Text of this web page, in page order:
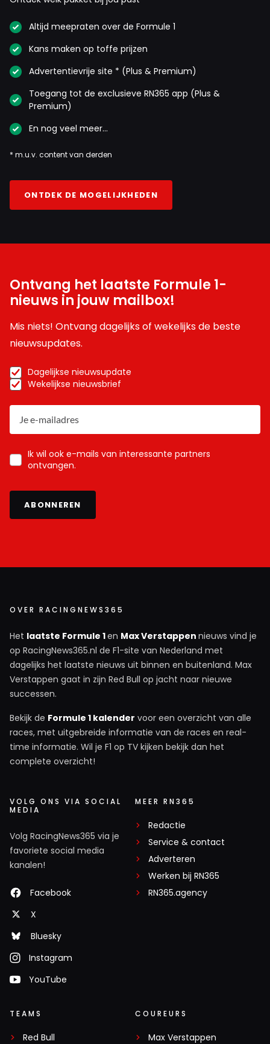
Altijd meepraten over de Formule 1
Kans maken op toffe prijzen
Advertentievrije site * (Plus & Premium)
Toegang tot de exclusieve RN365 app (Plus &
Premium)
En nog veel meer…
* m.u.v. content van derden
ONTDEK DE MOGELIJKHEDEN
Ontvang het laatste Formule 1-
nieuws in jouw mailbox!
Mis niets! Ontvang dagelijks of wekelijks de beste
nieuwsupdates.
Dagelijkse nieuwsupdate
Wekelijkse nieuwsbrief
Ik wil ook e-mails van interessante partners
ontvangen.
ABONNEREN
OVER RACINGNEWS365
Het laatste Formule 1en Max Verstappen nieuws vind je
op RacingNews365.nl de F1-site van Nederland met
dagelijks het laatste nieuws uit binnen en buitenland. Max
Verstappen gaat in zijn Red Bull op jacht naar nieuwe
successen.
Bekijk de Formule 1 kalender voor een overzicht van alle
races, met uitgebreide informatie van de races en real-
time informatie. Wil je F1 op TV kijken bekijk dan het
complete overzicht!
VOLG ONS VIA SOCIAL
MEDIA
Volg RacingNews365 via je
favoriete social media
kanalen!
Facebook
X
Bluesky
Instagram
YouTube
MEER RN365
Redactie
Service & contact
Adverteren
Werken bij RN365
RN365.agency
TEAMS
Red Bull
COUREURS
Max Verstappen